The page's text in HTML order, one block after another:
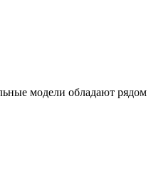
модели обладают рядом